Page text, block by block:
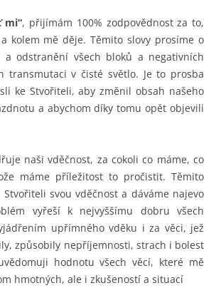
mi“, přijímám 100% zodpovědnost za to,
kolem mě děje. Těmito slovy prosíme o
a odstranění všech bloků a negativních
transmutaci v čisté světlo. Je to prosba
ke Stvořiteli, aby změnil obsah našeho
a abychom díky tomu opět objevili
naši vděčnost, za cokoli co máme, co
máme příležitost to pročistit. Těmito
svou vděčnost a dáváme najevo
vyřeší k nejvyššímu dobru všech
upřímného vděku i za věci, jež
způsobily nepříjemnosti, strach i bolest
hodnotu všech věcí, které mě
hmotných, ale i zkušeností a situací